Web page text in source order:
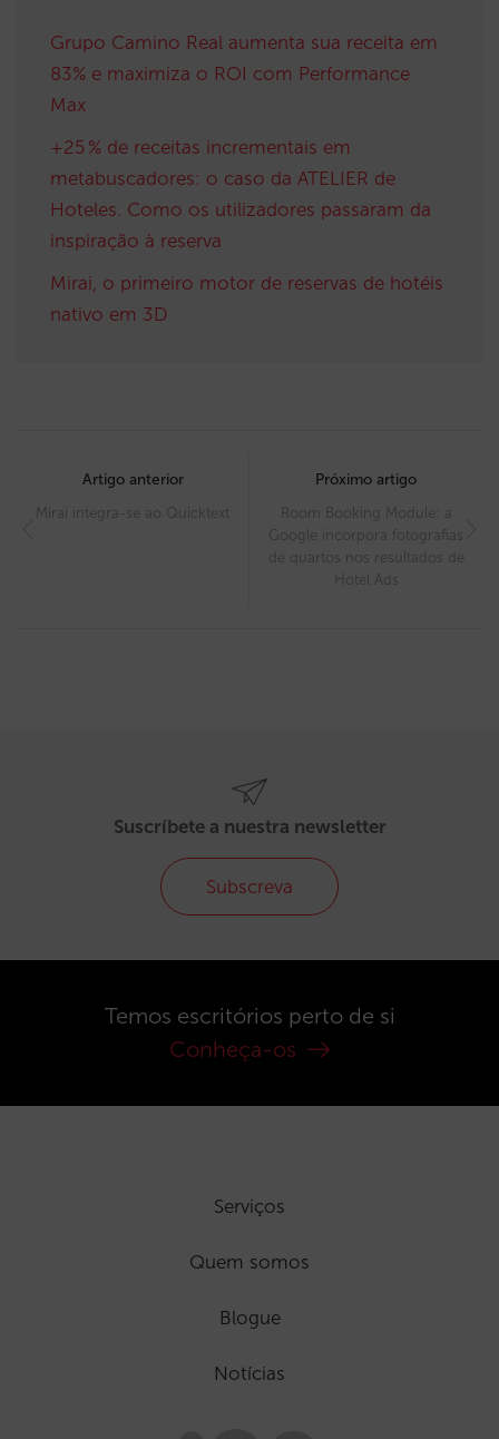
Grupo Camino Real aumenta sua receita em
83% e maximiza o ROI com Performance
Max
+25 % de receitas incrementais em
metabuscadores: o caso da ATELIER de
Hoteles. Como os utilizadores passaram da
inspiração à reserva
Mirai, o primeiro motor de reservas de hotéis
nativo em 3D
navigation
Artigo anterior
Mirai integra-se ao Quicktext
Próximo artigo
Room Booking Module: a
Google incorpora fotografias
de quartos nos resultados de
Hotel Ads
Suscríbete a nuestra newsletter
Subscreva
Temos escritórios perto de si
Conheça-os
Serviços
Quem somos
Blogue
Notícias